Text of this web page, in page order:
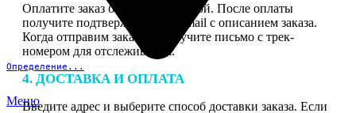
Определение...
Меню
Оплатите заказ банковской картой. После оплаты
получите подтверждение на email с описанием заказа.
Когда отправим заказ вы получите письмо с трек-
номером для отслеживания.
4. ДОСТАВКА И ОПЛАТА
Введите адрес и выберите способ доставки заказа. Если